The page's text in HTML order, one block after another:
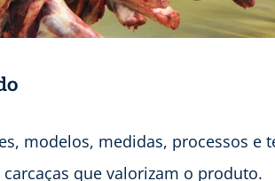
modelos, medidas, processos e
que valorizam o produto.